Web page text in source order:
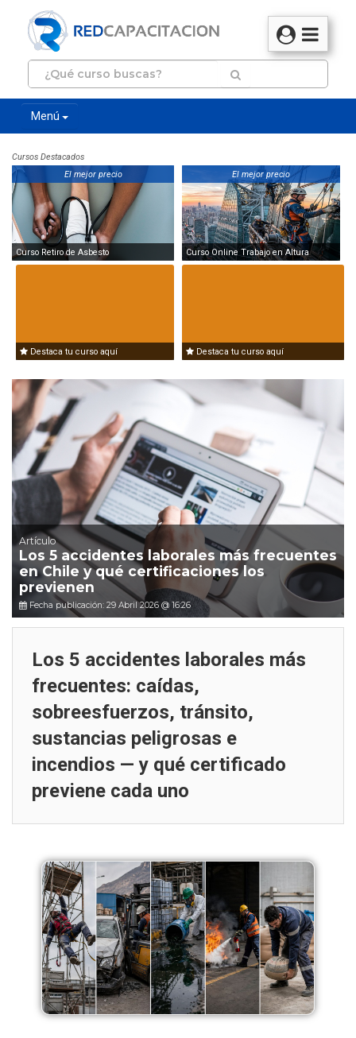
Menú
Cursos Destacados
El mejor precio
Curso Retiro de Asbesto
El mejor precio
Curso Online Trabajo en Altura
Destaca tu curso aquí Destaca tu curso aquí
Artículo
Los 5 accidentes laborales más frecuentes
en Chile y qué certificaciones los
previenen
Fecha publicación: 29 Abril 2026 @ 16:26
Los 5 accidentes laborales más
frecuentes: caídas,
sobreesfuerzos, tránsito,
sustancias peligrosas e
incendios — y qué certificado
previene cada uno